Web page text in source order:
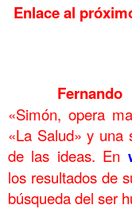
Enlace al
«Simón, opera
«La Salud» y una
de las ideas. En
los resultados de
búsqueda del ser